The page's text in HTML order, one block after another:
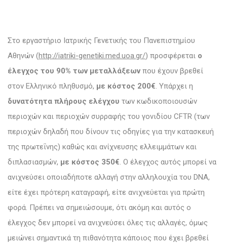
Στο εργαστήριο Ιατρικής Γενετικής του Πανεπιστημίου
Αθηνών (http://iatriki-genetiki.med.uoa.gr/) προσφέρεται ο
έλεγχος του 90% των μεταλλάξεων που έχουν βρεθεί
στον Ελληνικό πληθυσμό, με κόστος 200€ . Υπάρχει η
δυνατότητα πλήρους ελέγχου των κωδικοποιουσών
περιοχών και περιοχών συρραφής του γονιδίου CFTR (των
περιοχών δηλαδή που δίνουν τις οδηγίες για την κατασκευή
της πρωτεΐνης) καθώς και ανίχνευσης ελλειμμάτων και
διπλασιασμών, με κόστος 350€ . Ο έλεγχος αυτός μπορεί να
ανιχνεύσει οποιαδήποτε αλλαγή στην αλληλουχία του DNΑ,
είτε έχει πρότερη καταγραφή, είτε ανιχνεύεται για πρώτη
φορά. Πρέπει να σημειώσουμε, ότι ακόμη και αυτός ο
έλεγχος δεν μπορεί να ανιχνεύσει όλες τις αλλαγές, όμως
μειώνει σημαντικά τη πιθανότητα κάποιος που έχει βρεθεί